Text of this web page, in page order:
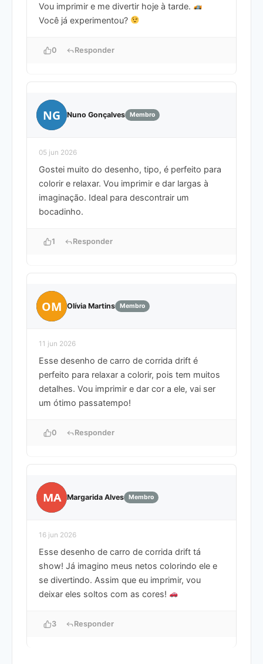
Vou imprimir e me divertir hoje à tarde.
Você já experimentou?
0 Responder
NG Nuno Gonçalves Membro
05 jun 2026
Gostei muito do desenho, tipo, é perfeito para
colorir e relaxar. Vou imprimir e dar largas à
imaginação. Ideal para descontrair um
bocadinho.
1 Responder
OM Olívia Martins Membro
11 jun 2026
Esse desenho de carro de corrida drift é
perfeito para relaxar a colorir, pois tem muitos
detalhes. Vou imprimir e dar cor a ele, vai ser
um ótimo passatempo!
0 Responder
MA Margarida Alves Membro
16 jun 2026
Esse desenho de carro de corrida drift tá
show! Já imagino meus netos colorindo ele e
se divertindo. Assim que eu imprimir, vou
deixar eles soltos com as cores!
3 Responder